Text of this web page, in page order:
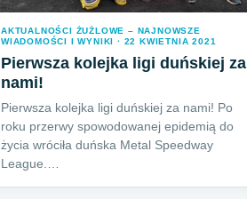
AKTUALNOŚCI ŻUŻLOWE – NAJNOWSZE
WIADOMOŚCI I WYNIKI · 22 KWIETNIA 2021
Pierwsza kolejka ligi duńskiej za
nami!
Pierwsza kolejka ligi duńskiej za nami! Po
roku przerwy spowodowanej epidemią do
życia wróciła duńska Metal Speedway
League.…